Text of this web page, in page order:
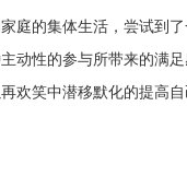
的集体生活，尝试到了
动性的参与所带来的满
欢笑中潜移默化的提高